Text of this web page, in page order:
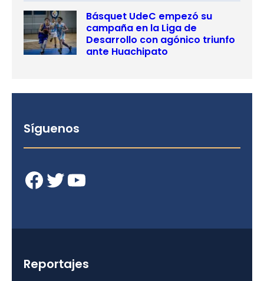
Básquet UdeC empezó su
campaña en la Liga de
Desarrollo con agónico triunfo
ante Huachipato
Síguenos
Facebook Twitter YouTube
Reportajes